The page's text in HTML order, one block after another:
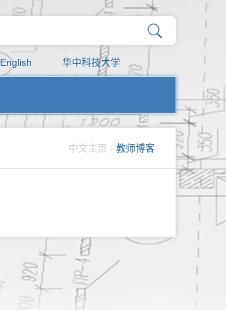
English 华中科技大学
中文主页 - 教师博客